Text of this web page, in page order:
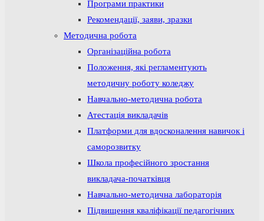
Програми практики
Рекомендації, заяви, зразки
Методична робота
Організаційна робота
Положення, які регламентують
методичну роботу коледжу
Навчально-методична робота
Атестація викладачів
Платформи для вдосконалення навичок і
саморозвитку
Школа професійного зростання
викладача-початківця
Навчально-методична лабораторія
Підвищення кваліфікації педагогічних